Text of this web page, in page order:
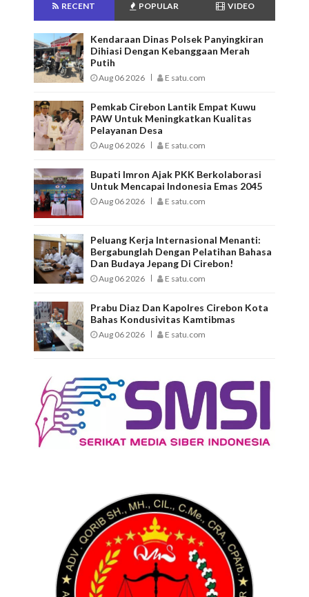
RECENT POPULAR VIDEO
Kendaraan Dinas Polsek Panyingkiran
Dihiasi Dengan Kebanggaan Merah
Putih
Aug 06 2026 E satu.com
Pemkab Cirebon Lantik Empat Kuwu
PAW Untuk Meningkatkan Kualitas
Pelayanan Desa
Aug 06 2026 E satu.com
Bupati Imron Ajak PKK Berkolaborasi
Untuk Mencapai Indonesia Emas 2045
Aug 06 2026 E satu.com
Peluang Kerja Internasional Menanti:
Bergabunglah Dengan Pelatihan Bahasa
Dan Budaya Jepang Di Cirebon!
Aug 06 2026 E satu.com
Prabu Diaz Dan Kapolres Cirebon Kota
Bahas Kondusivitas Kamtibmas
Aug 06 2026 E satu.com